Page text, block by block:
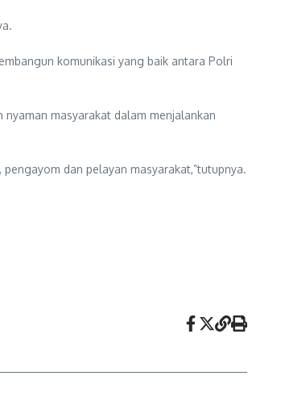
komunikasi yang baik antara Polri
masyarakat dalam menjalankan
dan pelayan masyarakat,”tutupnya.